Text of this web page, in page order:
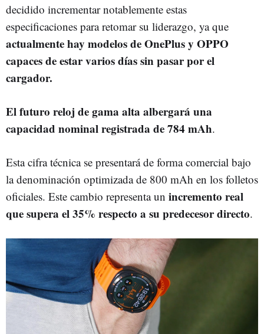
decidido incrementar notablemente estas
especificaciones para retomar su liderazgo, ya que
actualmente hay modelos de OnePlus y OPPO
capaces de estar varios días sin pasar por el
cargador.
El futuro reloj de gama alta albergará una
capacidad nominal registrada de 784 mAh.
Esta cifra técnica se presentará de forma comercial bajo
la denominación optimizada de 800 mAh en los folletos
oficiales. Este cambio representa un incremento real
que supera el 35% respecto a su predecesor directo.